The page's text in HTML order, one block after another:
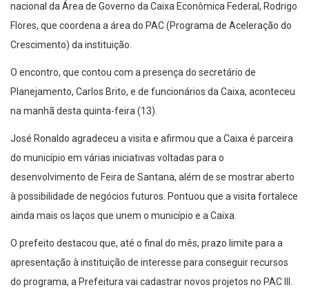
nacional da Área de Governo da Caixa Econômica Federal, Rodrigo
Flores, que coordena a área do PAC (Programa de Aceleração do
Crescimento) da instituição.
O encontro, que contou com a presença do secretário de
Planejamento, Carlos Brito, e de funcionários da Caixa, aconteceu
na manhã desta quinta-feira (13).
José Ronaldo agradeceu a visita e afirmou que a Caixa é parceira
do município em várias iniciativas voltadas para o
desenvolvimento de Feira de Santana, além de se mostrar aberto
à possibilidade de negócios futuros. Pontuou que a visita fortalece
ainda mais os laços que unem o município e a Caixa.
O prefeito destacou que, até o final do mês, prazo limite para a
apresentação à instituição de interesse para conseguir recursos
do programa, a Prefeitura vai cadastrar novos projetos no PAC III.